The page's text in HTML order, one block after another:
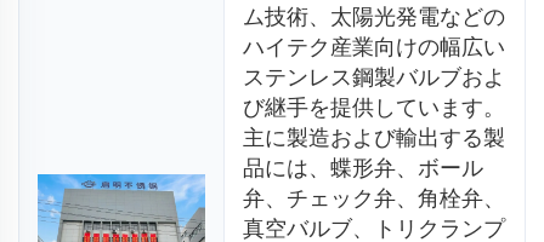
ム技術、太陽光発電などの
ハイテク産業向けの幅広い
ステンレス鋼製バルブおよ
び継手を提供しています。
主に製造および輸出する製
品には、蝶形弁、ボール
弁、チェック弁、角栓弁、
真空バルブ、トリクランプ